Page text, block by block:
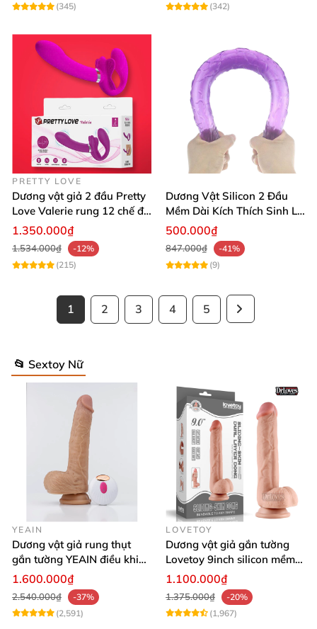
(345)
(342)
PRETTY LOVE
Dương vật giả 2 đầu Pretty
Love Valerie rung 12 chế độ
cao cấp
1.350.000₫
1.534.000₫
-12%
(215)
Dương Vật Silicon 2 Đầu
Mềm Dài Kích Thích Sinh Lý
Hiệu Quả
500.000₫
847.000₫
-41%
(9)
1 2 3 4 5
📂 Sextoy Nữ
YEAIN
Dương vật giả rung thụt
gắn tường YEAIN điều khiển
từ xa tỏa nhiệt
1.600.000₫
2.540.000₫
-37%
(2,591)
LOVETOY
Dương vật giả gắn tường
Lovetoy 9inch silicon mềm
mại tiện lợi
1.100.000₫
1.375.000₫
-20%
(1,967)